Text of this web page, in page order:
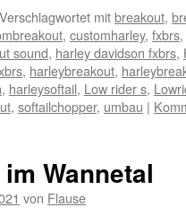
Verschlagwortet mitbreakout,
, customharley, fxbrs,
sound, harley davidson fxbrs,
, harleybreakout,
, harleysoftail, Low rider s,
, softailchopper, umbau |
Wannetal
von Flause